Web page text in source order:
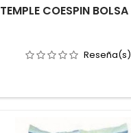
TEMPLE COESPIN